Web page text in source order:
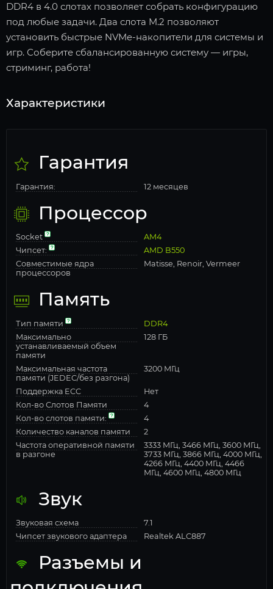
DDR4 в 4.0 слотах позволяет собрать конфигурацию
под любые задачи. Два слота M.2 позволяют
установить быстрые NVMe-накопители для системы и
игр. Соберите сбалансированную систему — игры,
стриминг, работа!
Характеристики
Гарантия
Гарантия: 12 месяцев
Процессор
Socket
AM4
Чипсет:
AMD B550
Совместимые ядра
процессоров
Matisse, Renoir, Vermeer
Память
Тип памяти
DDR4
Максимально
устанавливаемый объем
памяти
128 ГБ
Максимальная частота
памяти (JEDEC/без разгона)
3200 МГц
Поддержка ECC
Нет
Кол-во Слотов Памяти
4
Кол-во слотов памяти:
4
Количество каналов памяти
2
Частота оперативной памяти
в разгоне
3333 МГц, 3466 МГц, 3600 МГц,
3733 МГц, 3866 МГц, 4000 МГц,
4266 МГц, 4400 МГц, 4466
МГц, 4600 МГц, 4800 МГц
Звук
Звуковая схема
7.1
Чипсет звукового адаптера
Realtek ALC887
Разъемы и